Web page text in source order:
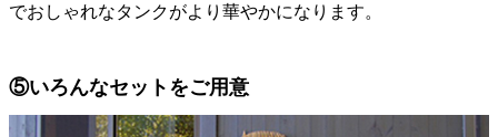
でおしゃれなタンクがより華やかになります。
⑤いろんなセットをご用意